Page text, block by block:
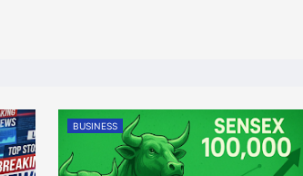
BUSINESS